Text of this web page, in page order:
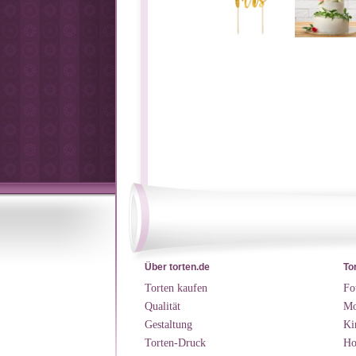
Über torten.de
Torten kaufen
Qualität
Gestaltung
Torten-Druck